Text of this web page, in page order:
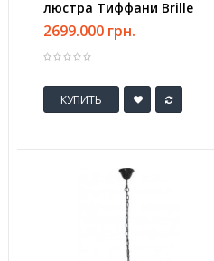
люстра Тиффани Brille
2699.000 грн.
КУПИТЬ